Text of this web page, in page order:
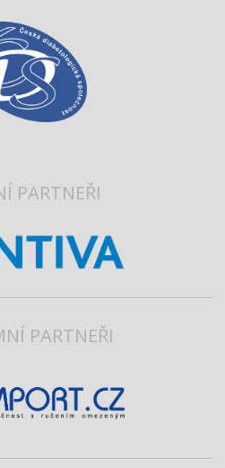
PARTNEŘI
PARTNEŘI